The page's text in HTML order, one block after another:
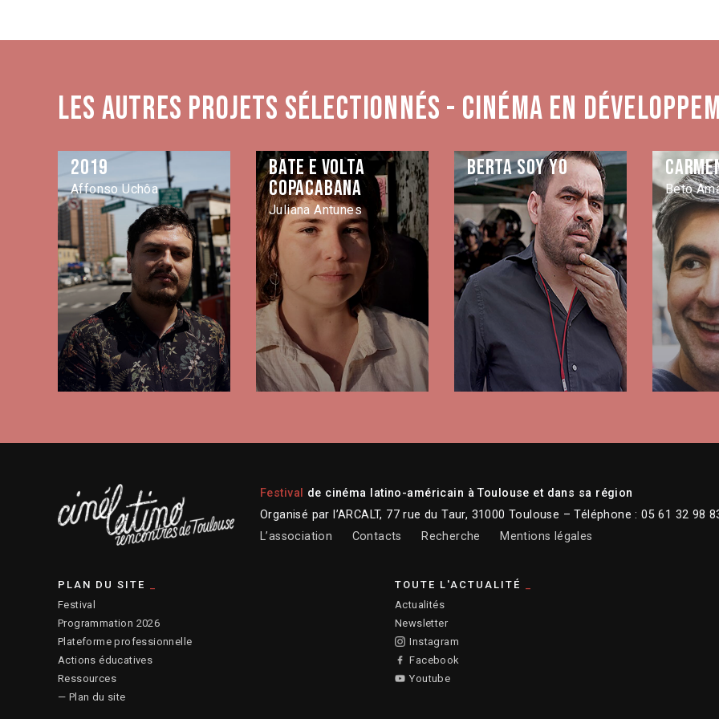
Les autres projets sélectionnés - Cinéma en
2019
Affonso Uchôa
Bate e volta
Copacabana
Juliana Antunes
Berta soy yo
Beto
Festival de cinéma latino-américain à Toulouse et dans sa région
Organisé par l’ARCALT, 77 rue du Taur, 31000 Toulouse – Téléphone : 05 61 32 98
L’association
Contacts Recherche Mentions légales
PLAN DU SITE
Festival
Programmation 2026
Plateforme professionnelle
Actions éducatives
Ressources
— Plan du site
TOUTE L'ACTUALITÉ
Actualités
Newsletter
Instagram
Facebook
Youtube